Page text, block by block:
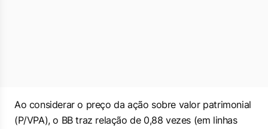
Ao considerar o preço da ação sobre valor patrimonial
(P/VPA), o BB traz relação de 0,88 vezes (em linhas